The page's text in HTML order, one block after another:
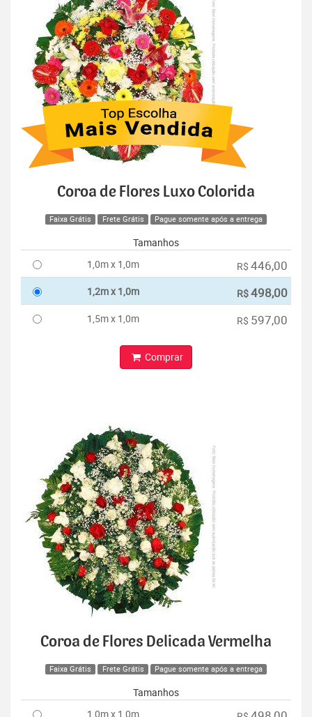
Coroa de Flores Luxo Colorida
Faixa Grátis Frete Grátis Pague somente após a entrega
Tamanhos
1,0m x 1,0m
R$ 446,00
1,2m x 1,0m R$498,00
1,5m x 1,0m R$ 597,00
Comprar
Coroa de Flores Delicada Vermelha
Faixa Grátis Frete Grátis Pague somente após a entrega
Tamanhos
1,0m x 1,0m